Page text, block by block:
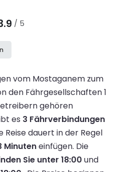
/ 5
vom Mostaganem zum
den Fährgesellschaften 1
gehören
es 3 Fährverbindungen
Reise dauert in der Regel
Minuteneinfügen. Die
Sie unter 18:00 und